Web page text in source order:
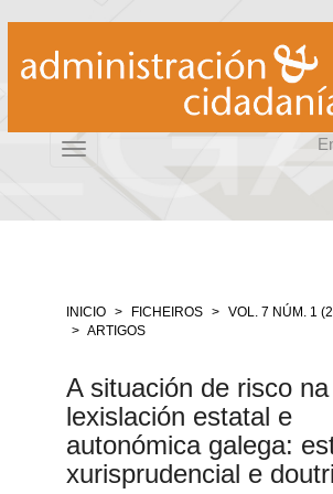
contido
Navegación
principal
Toggle
navigation
INICIO FICHEIROS
VOL. 7 NÚM. 1
ARTIGOS
A situación de risco na
lexislación estatal e
autonómica galega:
xurisprudencial e